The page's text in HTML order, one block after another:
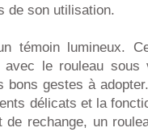
de son utilisation.
témoin lumineux.
le rouleau sous
gestes à
délicats et la
rechange, un